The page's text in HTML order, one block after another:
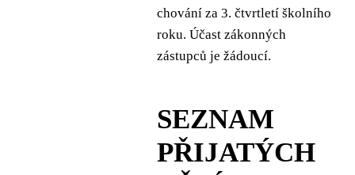
chování za 3. čtvrtletí školního
roku. Účast zákonných
zástupců je žádoucí.
SEZNAM
PŘIJATÝCH